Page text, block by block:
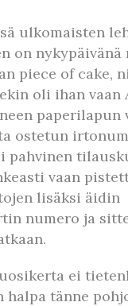
ulkomaisten
on nykypäivänä
piece of cake,
oli ihan vaan
paperilapun
ostetun
pahvinen
vaan
lisäksi äidin
numero ja
ei
halpa tänne